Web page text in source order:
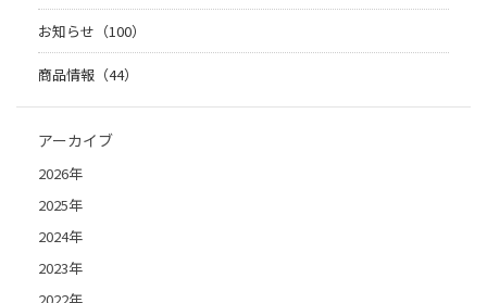
お知らせ（100）
商品情報（44）
アーカイブ
2026年
2025年
2024年
2023年